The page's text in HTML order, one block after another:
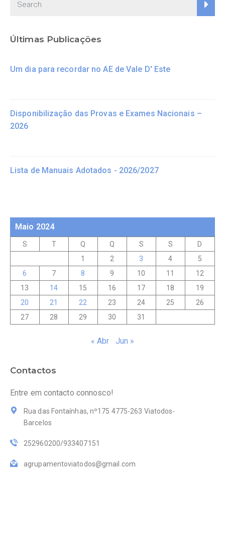
Últimas Publicações
Um dia para recordar no AE de Vale D' Este
Disponibilização das Provas e Exames Nacionais –
2026
Lista de Manuais Adotados - 2026/2027
Maio 2024
S T Q Q S S
D
1
2 3 4
5
6
7 8 9 10 11
12
13
14 15 16 17 18
19
20
21 22 23 24 25
26
27
28 29 30 31
« Abr Jun »
Contactos
Entre em contacto connosco!
Rua das Fontaínhas, nº175 4775-263 Viatodos-
Barcelos
252960200/933407151
agrupamentoviatodos@gmail.com